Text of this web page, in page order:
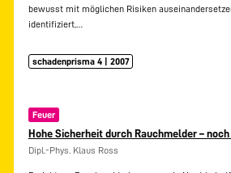
bewusst mit möglichen Risiken
identifiziert,…
schadenprisma 4 | 2007
Feuer
Hohe Sicherheit durch Rauchmelder –
Dipl.-Phys. Klaus Ross